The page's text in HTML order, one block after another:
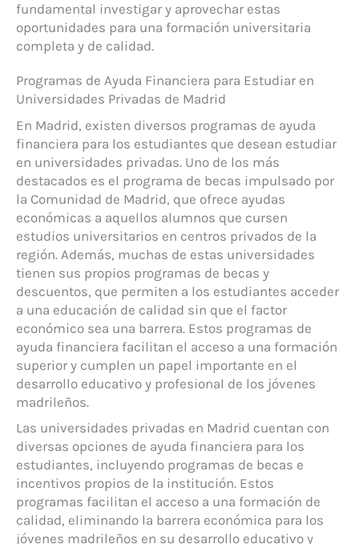
fundamental investigar y aprovechar estas
oportunidades para una formación universitaria
completa y de calidad.
Programas de Ayuda Financiera para Estudiar en
Universidades Privadas de Madrid
En Madrid, existen diversos programas de ayuda
financiera para los estudiantes que desean estudiar
en universidades privadas. Uno de los más
destacados es el programa de becas impulsado por
la Comunidad de Madrid, que ofrece ayudas
económicas a aquellos alumnos que cursen
estudios universitarios en centros privados de la
región. Además, muchas de estas universidades
tienen sus propios programas de becas y
descuentos, que permiten a los estudiantes acceder
a una educación de calidad sin que el factor
económico sea una barrera. Estos programas de
ayuda financiera facilitan el acceso a una formación
superior y cumplen un papel importante en el
desarrollo educativo y profesional de los jóvenes
madrileños.
Las universidades privadas en Madrid cuentan con
diversas opciones de ayuda financiera para los
estudiantes, incluyendo programas de becas e
incentivos propios de la institución. Estos
programas facilitan el acceso a una formación de
calidad, eliminando la barrera económica para los
jóvenes madrileños en su desarrollo educativo y